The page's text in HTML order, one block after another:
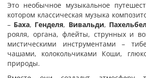
Это необычное музыкальное
котором классическая музыка
– Баха, Генделя, Вивальди,
рояля, органа, флейты, струнных и
мистическими инструментами –
чашами, колокольчиками Коши,
природы.